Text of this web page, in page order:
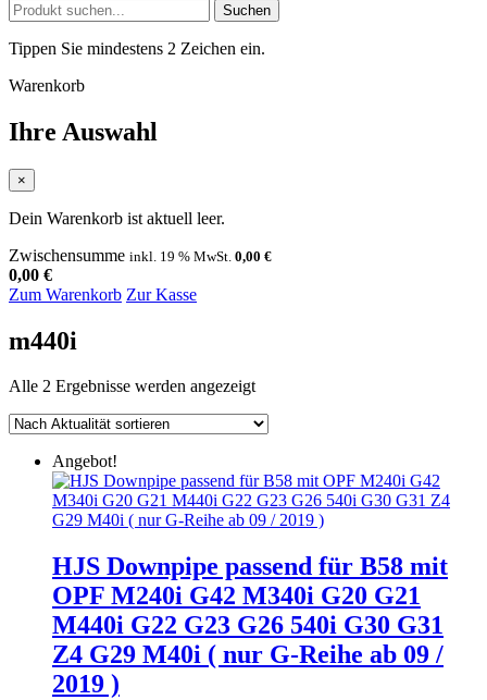
Suchen
Tippen Sie mindestens 2 Zeichen ein.
Warenkorb
Ihre Auswahl
×
Dein Warenkorb ist aktuell leer.
Zwischensumme inkl. 19 % MwSt. 0,00 €
0,00 €
Zum Warenkorb Zur Kasse
m440i
Alle 2 Ergebnisse werden angezeigtNach
sortiert
Angebot!
HJS Downpipe passend für B58 mit
OPF M240i G42 M340i G20 G21
M440i G22 G23 G26 540i G30 G31
Z4 G29 M40i ( nur G-Reihe ab 09 /
2019 )